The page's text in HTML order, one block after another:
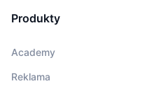
Produkty
Academy
Reklama